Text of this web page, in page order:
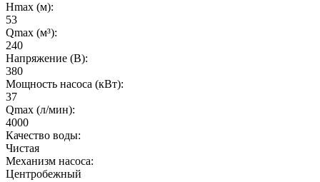
Hmax (м):
53
Qmax (м³):
240
Напряжение (В):
380
Мощность насоса (кВт):
37
Qmax (л/мин):
4000
Качество воды:
Чистая
Механизм насоса:
Центробежный